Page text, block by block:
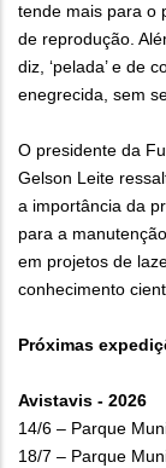
tende mais para o
de reprodução.
diz, ‘pelada’ e de
enegrecida, sem
O presidente da
Gelson Leite
a importância da
para a
em projetos de
conhecimento
Próximas
Avistavis - 2026
14/6 – Parque
18/7 – Parque